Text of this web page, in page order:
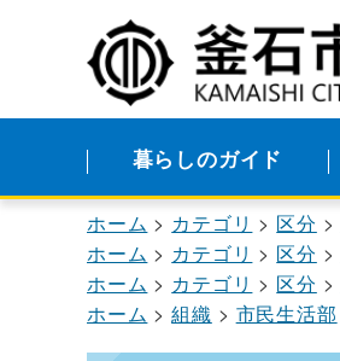
暮らしのガイド
ホーム カテゴリ 区分
ホーム
カテゴリ 区分
ホーム
カテゴリ 区分
ホーム
組織 市民生活部